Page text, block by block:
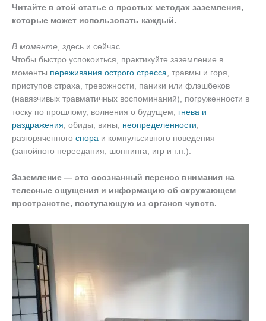
Читайте в этой статье о простых методах заземления,
которые может использовать каждый.
В моменте, здесь и сейчас
Чтобы быстро успокоиться, практикуйте заземление в
моменты переживания острого стресса, травмы и горя,
приступов страха, тревожности, паники или флэшбеков
(навязчивых травматичных воспоминаний), погруженности в
тоску по прошлому, волнения о будущем, гнева и
раздражения, обиды, вины, неопределенности,
разгоряченного спора и компульсивного поведения
(запойного переедания, шоппинга, игр и т.п.).
Заземление — это осознанный перенос внимания на
телесные ощущения и информацию об окружающем
пространстве, поступающую из органов чувств.